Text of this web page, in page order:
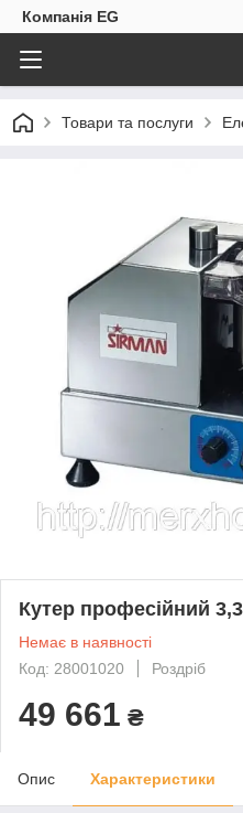
Компанія EG
Товари та послуги
Кутер професійний
Немає в наявності
Код: 28001020
Роздріб
49 661 ₴
Опис Характеристики